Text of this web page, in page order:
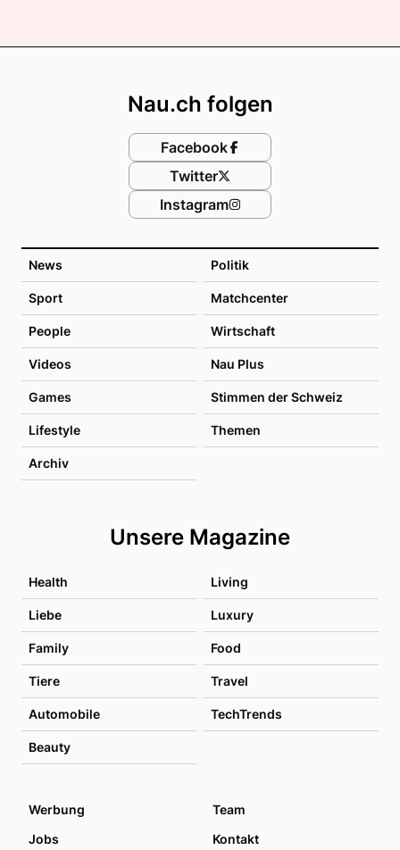
News Politik
Sport Matchcenter
People Wirtschaft
Videos Nau Plus
Games Stimmen der Schweiz
Lifestyle Themen
Archiv
Unsere Magazine
Health Living
Liebe Luxury
Family Food
Tiere Travel
Automobile TechTrends
Beauty
Nau.ch folgen
Facebook
Twitter
Instagram
Werbung
Team
Jobs
Kontakt